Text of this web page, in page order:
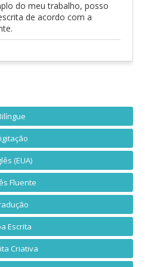
do meu trabalho, posso
de acordo com a
(EUA)
Fluente
Escrita
Criativa